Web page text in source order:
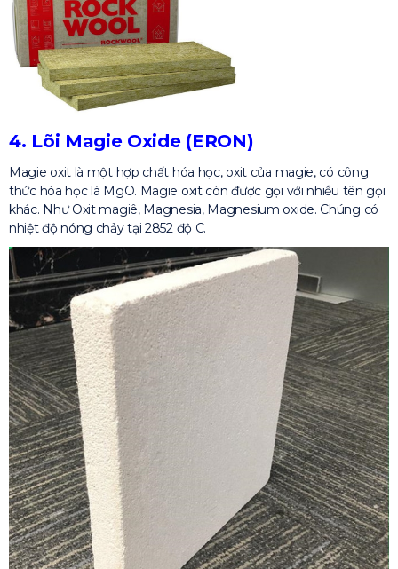
4. Lõi Magie Oxide (ERON)
Magie oxit là một hợp chất hóa học, oxit của magie, có công
thức hóa học là MgO. Magie oxit còn được gọi với nhiều tên gọi
khác. Như Oxit magiê, Magnesia, Magnesium oxide. Chúng có
nhiệt độ nóng chảy tại 2852 độ C.